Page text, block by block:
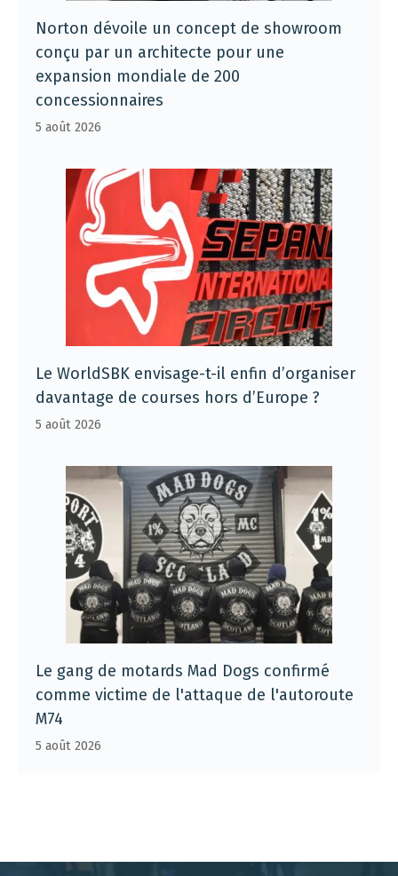
Norton dévoile un concept de showroom
conçu par un architecte pour une
expansion mondiale de 200
concessionnaires
5 août 2026
Le WorldSBK envisage-t-il enfin d’organiser
davantage de courses hors d’Europe ?
5 août 2026
Le gang de motards Mad Dogs confirmé
comme victime de l'attaque de l'autoroute
M74
5 août 2026